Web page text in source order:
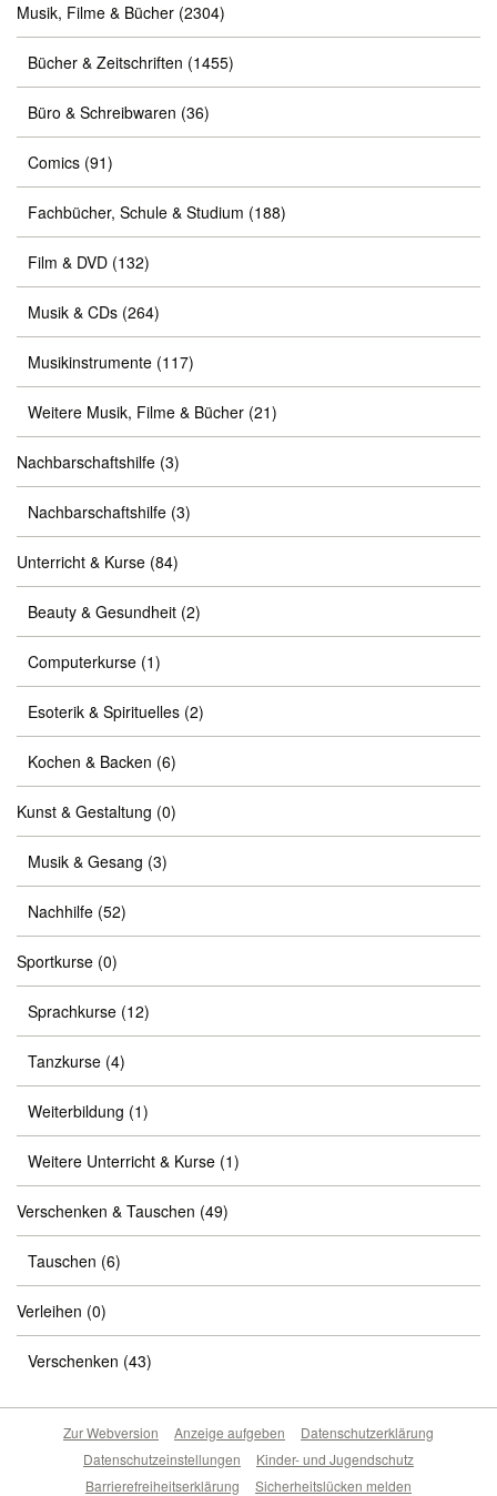
Musik, Filme & Bücher (2304)
Bücher & Zeitschriften (1455)
Büro & Schreibwaren (36)
Comics (91)
Fachbücher, Schule & Studium (188)
Film & DVD (132)
Musik & CDs (264)
Musikinstrumente (117)
Weitere Musik, Filme & Bücher (21)
Nachbarschaftshilfe (3)
Nachbarschaftshilfe (3)
Unterricht & Kurse (84)
Beauty & Gesundheit (2)
Computerkurse (1)
Esoterik & Spirituelles (2)
Kochen & Backen (6)
Kunst & Gestaltung (0)
Musik & Gesang (3)
Nachhilfe (52)
Sportkurse (0)
Sprachkurse (12)
Tanzkurse (4)
Weiterbildung (1)
Weitere Unterricht & Kurse (1)
Verschenken & Tauschen (49)
Tauschen (6)
Verleihen (0)
Verschenken (43)
Zur Webversion Anzeige aufgeben
Datenschutzerklärung
Datenschutzeinstellungen
Kinder- und Jugendschutz
Barrierefreiheitserklärung
Sicherheitslücken melden